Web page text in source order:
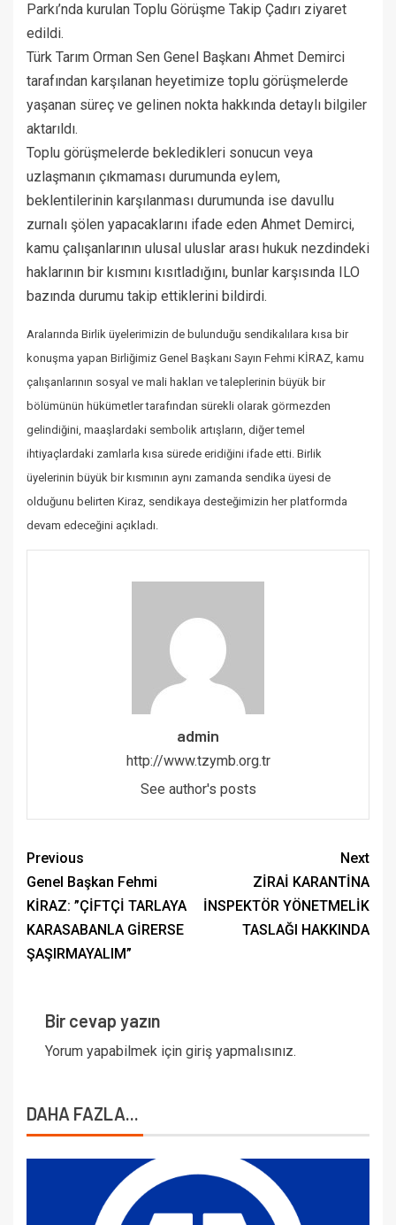
Parkı’nda kurulan Toplu Görüşme Takip Çadırı ziyaret
edildi.
Türk Tarım Orman Sen Genel Başkanı Ahmet Demirci
tarafından karşılanan heyetimize toplu görüşmelerde
yaşanan süreç ve gelinen nokta hakkında detaylı bilgiler
aktarıldı.
Toplu görüşmelerde bekledikleri sonucun veya
uzlaşmanın çıkmaması durumunda eylem,
beklentilerinin karşılanması durumunda ise davullu
zurnalı şölen yapacaklarını ifade eden Ahmet Demirci,
kamu çalışanlarının ulusal uluslar arası hukuk nezdindeki
haklarının bir kısmını kısıtladığını, bunlar karşısında ILO
bazında durumu takip ettiklerini bildirdi.
Aralarında Birlik üyelerimizin de bulunduğu sendikalılara kısa bir
konuşma yapan Birliğimiz Genel Başkanı Sayın Fehmi KİRAZ, kamu
çalışanlarının sosyal ve mali hakları ve taleplerinin büyük bir
bölümünün hükümetler tarafından sürekli olarak görmezden
gelindiğini, maaşlardaki sembolik artışların, diğer temel
ihtiyaçlardaki zamlarla kısa sürede eridiğini ifade etti. Birlik
üyelerinin büyük bir kısmının aynı zamanda sendika üyesi de
olduğunu belirten Kiraz, sendikaya desteğimizin her platformda
devam edeceğini açıkladı.
admin
http://www.tzymb.org.tr
See author's posts
Previous
Genel Başkan Fehmi
KİRAZ: ”ÇİFTÇİ TARLAYA
KARASABANLA GİRERSE
ŞAŞIRMAYALIM”
Next
ZİRAİ KARANTİNA
İNSPEKTÖR YÖNETMELİK
TASLAĞI HAKKINDA
Bir cevap yazın
Yorum yapabilmek için giriş yapmalısınız.
DAHA FAZLA...